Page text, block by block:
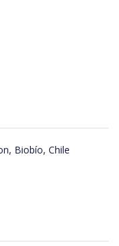
Biobío, Chile